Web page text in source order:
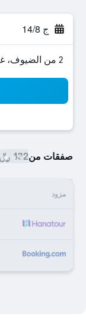
ج 14/8
2 من الضيوف، غرفة واحدة
صفقات من432 ﷼
مزود